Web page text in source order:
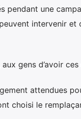
pendant une
intervenir
gens d’avoir
attendues
choisi le